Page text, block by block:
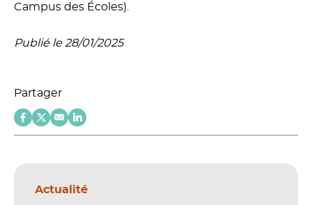
Campus des Écoles).
Publié le 28/01/2025
Partager
Actualité